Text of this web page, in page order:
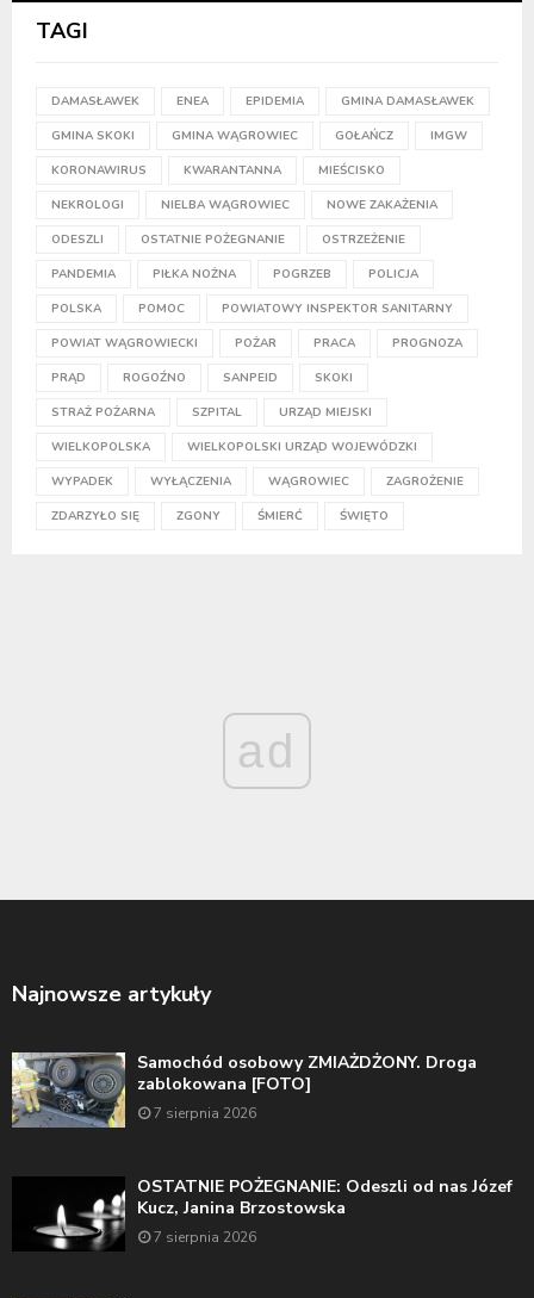
TAGI
DAMASŁAWEK ENEA EPIDEMIA GMINA DAMASŁAWEK
GMINA SKOKI GMINA WĄGROWIEC GOŁAŃCZ IMGW
KORONAWIRUS KWARANTANNA MIEŚCISKO
NEKROLOGI NIELBA WĄGROWIEC NOWE ZAKAŻENIA
ODESZLI OSTATNIE POŻEGNANIE OSTRZEŻENIE
PANDEMIA PIŁKA NOŻNA POGRZEB POLICJA
POLSKA POMOC POWIATOWY INSPEKTOR SANITARNY
POWIAT WĄGROWIECKI POŻAR PRACA PROGNOZA
PRĄD ROGOŹNO SANPEID SKOKI
STRAŻ POŻARNA SZPITAL URZĄD MIEJSKI
WIELKOPOLSKA WIELKOPOLSKI URZĄD WOJEWÓDZKI
WYPADEK WYŁĄCZENIA WĄGROWIEC ZAGROŻENIE
ZDARZYŁO SIĘ ZGONY ŚMIERĆ ŚWIĘTO
ad
Najnowsze artykuły
Samochód osobowy ZMIAŻDŻONY. Droga
zablokowana [FOTO]
7 sierpnia 2026
OSTATNIE POŻEGNANIE: Odeszli od nas Józef
Kucz, Janina Brzostowska
7 sierpnia 2026